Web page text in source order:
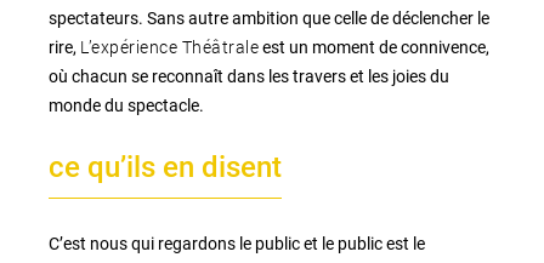
spectateurs. Sans autre ambition que celle de déclencher le
rire, L’expérience Théâtraleest un moment de connivence,
où chacun se reconnaît dans les travers et les joies du
monde du spectacle.
ce qu’ils en disent
C’est nous qui regardons le public et le public est le